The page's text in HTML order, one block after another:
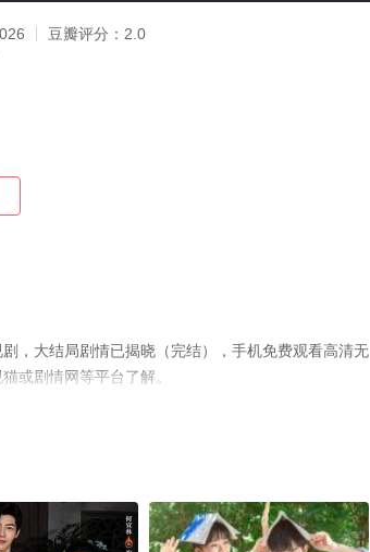
豆瓣评分： 2.0
，大结局剧情已揭晓（完结），手机免费观看高清无
或剧情网等平台了解。